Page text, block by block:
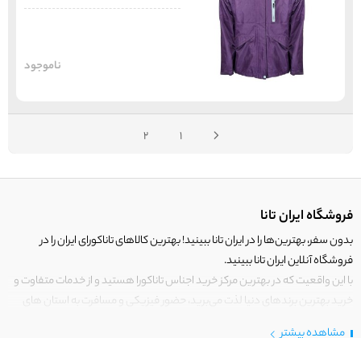
ناموجود
1
2
فروشگاه ایران تانا
بدون سفر، بهترین‌ها را در ایران تانا ببینید! بهترین کالاهای تاناکورای ایران را در
فروشگاه آنلاین ایران تانا ببینید.
با این واقعیت که در بهترین مرکز خرید اجناس تاناکورا هستید و از خدمات متفاوت و
خرید بهترین برندهای دنیا لذت می‌برید، حضور فیزیکی و مسافرت به استان های
مشاهده بیشتر